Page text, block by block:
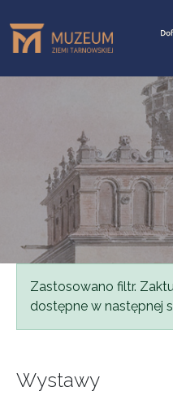
Komunikat
Zastosowano filtr.
dostępne w następnej
Wystawy